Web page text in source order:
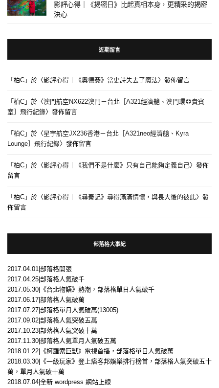
影評心得｜《揭密日》比起真相本身，更精采的揭密
決心
近期留言
「 柏C 」於〈影評心得｜《奧德賽》當史詩失去了魔法〉發佈留言
「 柏C 」於〈澳門航空NX622澳門－台北［A321經濟艙、澳門環亞貴賓
室］飛行紀錄〉發佈留言
「 柏C 」於〈星宇航空JX236香港－台北［A321neo經濟艙、Kyra
Lounge］飛行紀錄〉發佈留言
「 柏C 」於〈影評心得｜《我們不是什麼》只有自己能夠定義自己〉發佈
留言
「 柏C 」於〈影評心得｜《尋秦記》尋得滿滿情懷，與長大後的彼此〉發
佈留言
部落格大事紀
2017.04.01|部落格開張
2017.04.25|部落格人氣破千
2017.05.30|《台北物語》熱潮，部落格單日人氣破千
2017.06.17|部落格人氣破萬
2017.07.27|部落格單月人氣破萬(13005)
2017.09.02|部落格人氣突破五萬
2017.10.23|部落格人氣突破十萬
2017.11.30|部落格人氣單月人氣破五萬
2018.01.22|《柯羅索巨獸》電視首播，部落格單日人氣破萬
2018.03.30|《一級玩家》登上痞客邦娛樂排行榜首，部落格人氣突破五十
萬，單月人氣破十萬
2018.07.04|全新 wordpress 網站上線